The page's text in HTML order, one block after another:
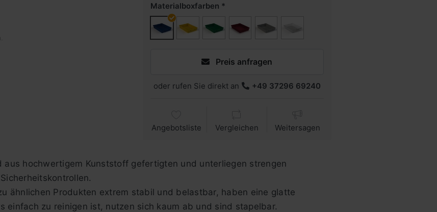
Materialboxfarben
Preis anfragen
oder rufen Sie direkt an +49 37296 69240
Angebotsliste Vergleichen Weitersagen
aus hochwertigem Kunststoff gefertigten und unterliegen strengen
ähnlichen Produkten extrem stabil und belastbar, haben eine glatte
einfach zu reinigen ist, nutzen sich kaum ab und sind stapelbar.